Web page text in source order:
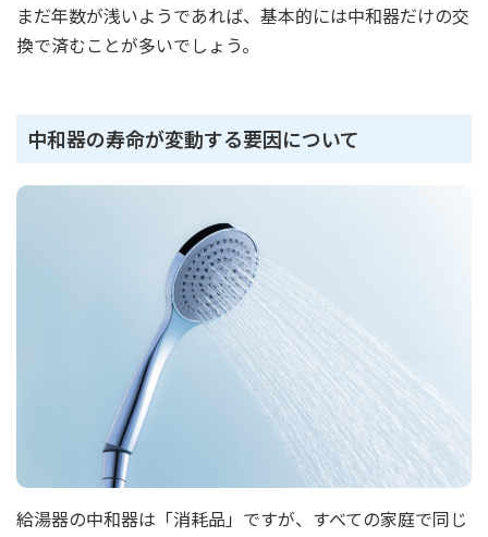
まだ年数が浅いようであれば、基本的には中和器だけの交
換で済むことが多いでしょう。
中和器の寿命が変動する要因について
給湯器の中和器は「消耗品」ですが、すべての家庭で同じ